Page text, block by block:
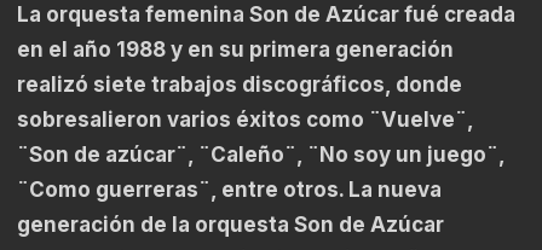
La orquesta femenina Son de Azúcar fué creada
en el año 1988 y en su primera generación
realizó siete trabajos discográficos, donde
sobresalieron varios éxitos como ¨Vuelve¨,
¨Son de azúcar¨, ¨Caleño¨, ¨No soy un juego¨,
¨Como guerreras¨, entre otros. La nueva
generación de la orquesta Son de Azúcar